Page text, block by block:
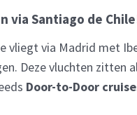
via Santiago de
vliegt via Madrid met
Deze vluchten zitten
Door-to-Door